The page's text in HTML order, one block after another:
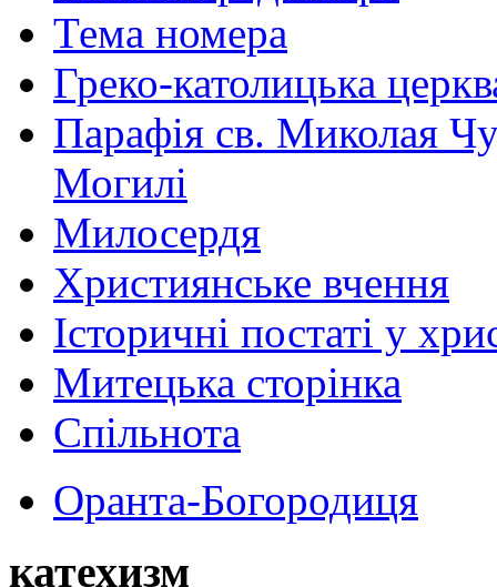
Тема номера
Греко-католицька
Парафія св. Миколая
Могилі
Милосердя
Християнське вчення
Історичні постаті у
Митецька сторінка
Спільнота
Оранта-Богородиця
катехизм